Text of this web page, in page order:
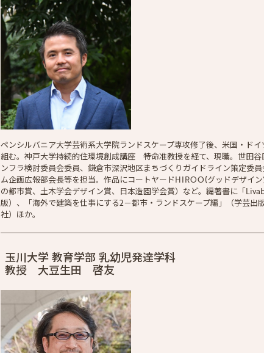
ペンシルバニア大学芸術系大学院ランドスケープ専攻修了後、米国・ド
組む。神戸大学持続的住環境創成講座 特命准教授を経て、現職。世田
ンフラ検討委員会委員、鎌倉市深沢地区まちづくりガイドライン策定委
ム企画広報部会長等を担当。作品にコートヤードHIROO(グッドデザイ
の都市賞、土木学会デザイン賞、日本造園学会賞）など。編著書に「
版）、「海外で建築を仕事にする2－都市・ランドスケープ編」（学芸出
社）ほか。
玉川大学 教育学部 乳幼児発達学科
教授 大豆生田 啓友